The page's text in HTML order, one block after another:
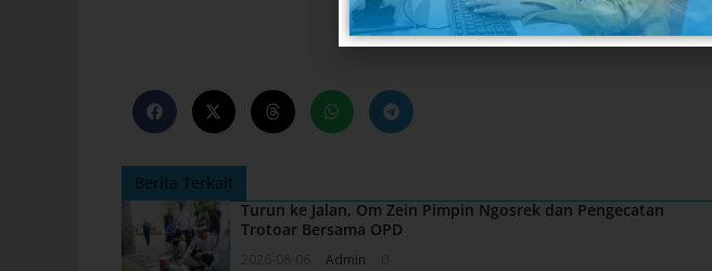
Berita Terkait
Turun ke Jalan, Om Zein Pimpin Ngosrek dan Pengecatan
Trotoar Bersama OPD
Admin